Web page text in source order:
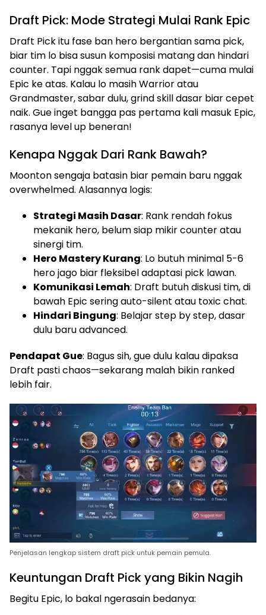
Draft Pick: Mode Strategi Mulai Rank Epic
Draft Pick itu fase ban hero bergantian sama pick,
biar tim lo bisa susun komposisi matang dan hindari
counter. Tapi nggak semua rank dapet—cuma mulai
Epic ke atas. Kalau lo masih Warrior atau
Grandmaster, sabar dulu, grind skill dasar biar cepet
naik. Gue inget bangga pas pertama kali masuk Epic,
rasanya level up beneran!
Kenapa Nggak Dari Rank Bawah?
Moonton sengaja batasin biar pemain baru nggak
overwhelmed. Alasannya logis:
Strategi Masih Dasar: Rank rendah fokus
mekanik hero, belum siap mikir counter atau
sinergi tim.
Hero Mastery Kurang: Lo butuh minimal 5-6
hero jago biar fleksibel adaptasi pick lawan.
Komunikasi Lemah: Draft butuh diskusi tim, di
bawah Epic sering auto-silent atau toxic chat.
Hindari Bingung: Belajar step by step, dasar
dulu baru advanced.
Pendapat Gue: Bagus sih, gue dulu kalau dipaksa
Draft pasti chaos—sekarang malah bikin ranked
lebih fair.
Penjelasan lengkap sistem draft pick untuk pemain pemula.
Keuntungan Draft Pick yang Bikin Nagih
Begitu Epic, lo bakal ngerasain bedanya: